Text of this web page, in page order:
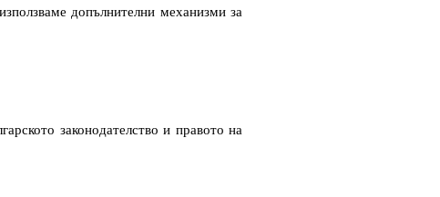
допълнителни механизми за
законодателство и правото на